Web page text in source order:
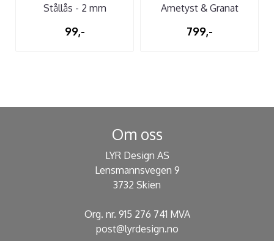
Stållås - 2 mm
99,-
Ametyst & Granat
799,-
Om oss
LYR Design AS
Lensmannsvegen 9
3732 Skien
Org. nr. 915 276 741 MVA
post@lyrdesign.no